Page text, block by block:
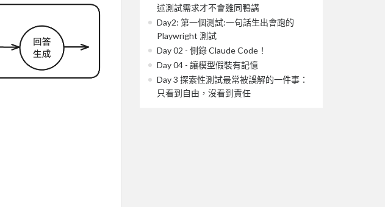
述測試需求才不會雞同鴨講
Day2: 第一個測試:一句話生出會跑的
Playwright 測試
Day 02 - 側錄 Claude Code！
Day 04 - 讓模型假裝有記憶
Day 3 探索性測試最常被誤解的一件事：
只看到自由，沒看到責任